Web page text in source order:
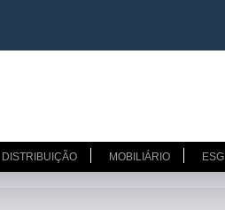
DISTRIBUIÇÃO MOBILIÁRIO ESG